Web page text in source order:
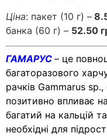
Ціна: пакет (10 г) –
банка (60 г) – 52.50
ГАМАРУС – це
багаторазового
рачків Gammarus
позитивно впливає
багатий на кальцій
необхідні для